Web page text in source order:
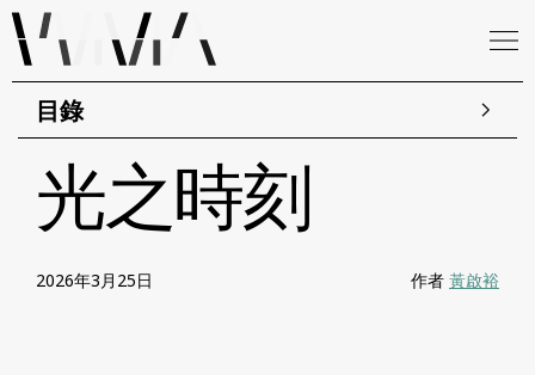
目錄
光之時刻
2026年3月25日 作者 黃啟裕